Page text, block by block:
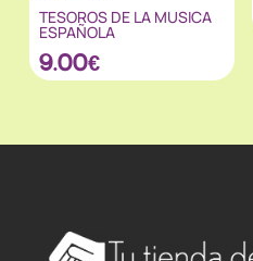
TESOROS DE LA MUSICA
ESPAÑOLA
9.00€